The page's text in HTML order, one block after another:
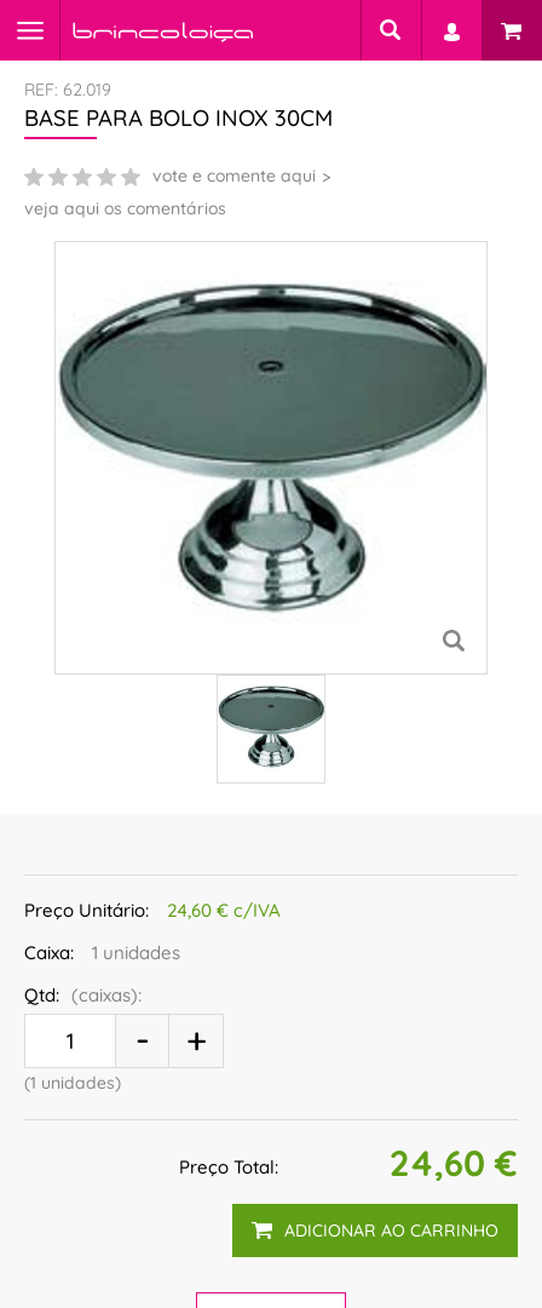
REF: 62.019
BASE PARA BOLO INOX 30CM
vote e comente aqui
veja aqui os comentários
Preço Unitário:
24,60 € c/IVA
Caixa:
1 unidades
Qtd: (caixas):
(1 unidades)
Preço Total: 24,60 €
ADICIONAR AO CARRINHO